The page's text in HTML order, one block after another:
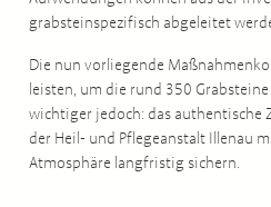
grabsteinspezifisch abgeleitet
Die nun vorliegende
leisten, um die rund 350
wichtiger jedoch: das authentische
der Heil- und Pflegeanstalt Illenau
Atmosphäre langfristig sichern.